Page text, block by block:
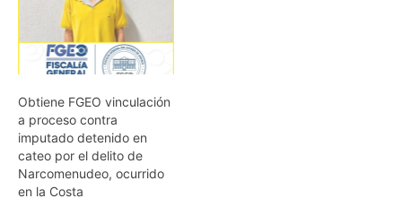
Obtiene FGEO vinculación
a proceso contra
imputado detenido en
cateo por el delito de
Narcomenudeo, ocurrido
en la Costa